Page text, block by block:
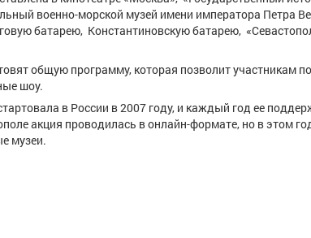
военно-морской музей имени императора Петра
батарею, Константиновскую батарею,
общую программу, которая позволит участникам
шоу.
в России в 2007 году, и каждый год ее
акция проводилась в онлайн-формате, но в этом
музеи.